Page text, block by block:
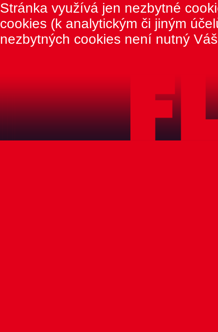
Stránka využívá jen nezbytné
cookies (k analytickým či jiným
nezbytných cookies není nutný